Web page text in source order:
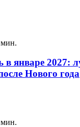
в январе 2027:
Нового года